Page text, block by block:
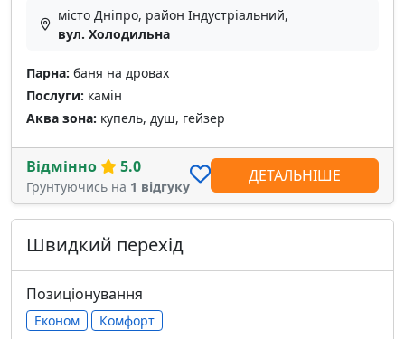
місто Дніпро, район Індустріальний,
вул. Холодильна
Парна: баня на дровах
Послуги: камін
Аква зона: купель, душ, гейзер
Відмінно 5.0
Грунтуючись на 1 відгуку
ДЕТАЛЬНІШЕ
Швидкий перехід
Позиціонування
Економ Комфорт